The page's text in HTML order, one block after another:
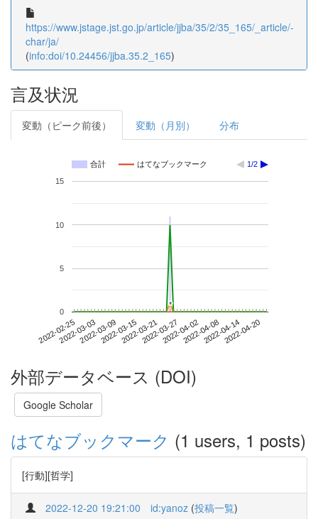
https://www.jstage.jst.go.jp/article/jjba/35/2/35_165/_article/-
char/ja/
(info:doi/10.24456/jjba.35.2_165)
言及状況
変動（ピーク前後） 変動（月別） 分布
合計 はてなブックマーク 1/2
2022-02-252022-03-032022-03-092022-03-152022-03-212022-03-272022-04-022022-04-082022-04-142022-04-20
0
5
10
15
*
*
外部データベース (DOI)
Google Scholar
はてなブックマーク (1 users, 1 posts)
[行動][哲学]
2022-12-20 19:21:00 id:yanoz (投稿一覧)